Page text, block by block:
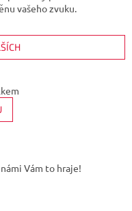
vašeho zvuku.
Vám to hraje!